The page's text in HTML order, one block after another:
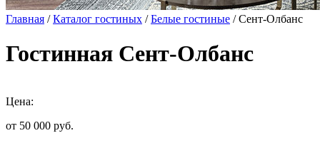
Главная /Каталог гостиных /Белые гостиные / Сент-Олбанс
Гостинная Сент-Олбанс
Цена:
от 50 000 руб.